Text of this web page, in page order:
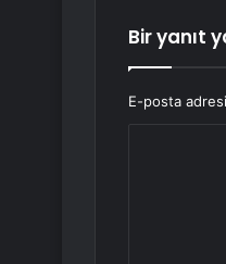
Bir yanıt
E-posta